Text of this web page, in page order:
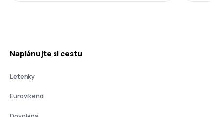
Naplánujte si cestu
Letenky
Eurovíkend